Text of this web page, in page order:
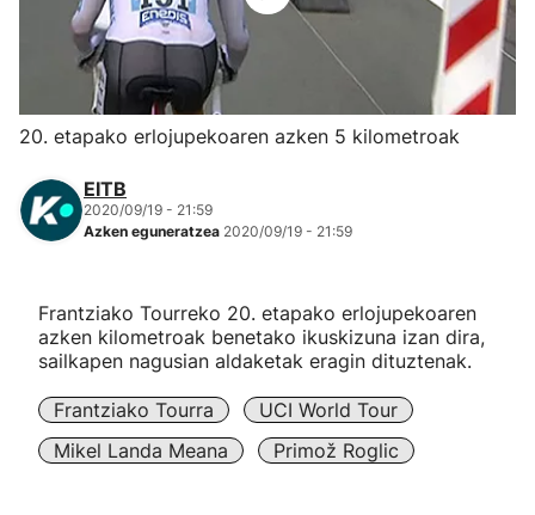
Herri-kirolak
Eskubaloia
Atletismoa
Mendi-lasterketak
Kirol gehiago
"Helmuga"
20. etapako erlojupekoaren azken 5 kilometroak
EITB
2020/09/19 - 21:59
Azken eguneratzea 2020/09/19 - 21:59
Frantziako Tourreko 20. etapako erlojupekoaren
azken kilometroak benetako ikuskizuna izan dira,
sailkapen nagusian aldaketak eragin dituztenak.
Frantziako Tourra
UCI World Tour
Mikel Landa Meana
Primož Roglic